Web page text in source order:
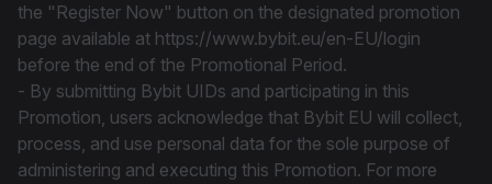
the "Register Now" button on the designated promotion
page available at https://www.bybit.eu/en-EU/login
before the end of the Promotional Period.
- By submitting Bybit UIDs and participating in this
Promotion, users acknowledge that Bybit EU will collect,
process, and use personal data for the sole purpose of
administering and executing this Promotion. For more